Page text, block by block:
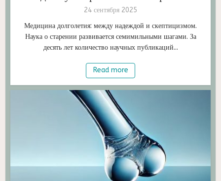
24 сентября 2025
Медицина долголетия: между надеждой и скептицизмом.
Наука о старении развивается семимильными шагами. За
десять лет количество научных публикаций...
Read more